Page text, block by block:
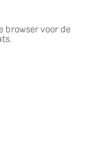
browser voor de